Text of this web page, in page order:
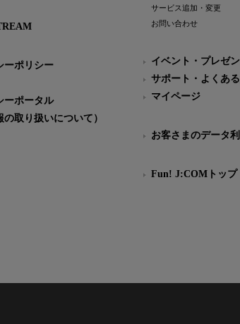
ーポリシー
ーポータル
の取り扱いについて）
サービス追加・変更
お問い合わせ
イベント・プレゼン
サポート・よくあ
マイページ
お客さまのデータ
Fun! J:COMトップ